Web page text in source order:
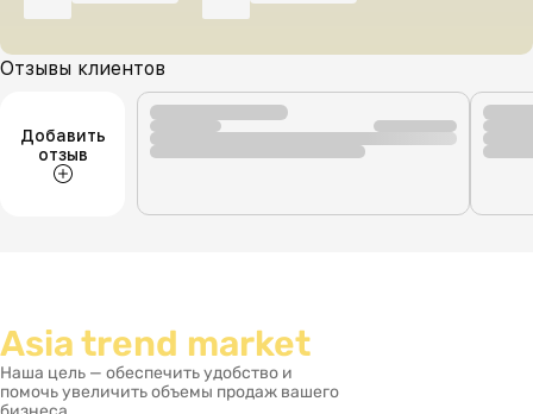
Отзывы клиентов
Добавить
отзыв
Asia trend market
Наша цель — обеспечить удобство и
помочь увеличить объемы продаж вашего